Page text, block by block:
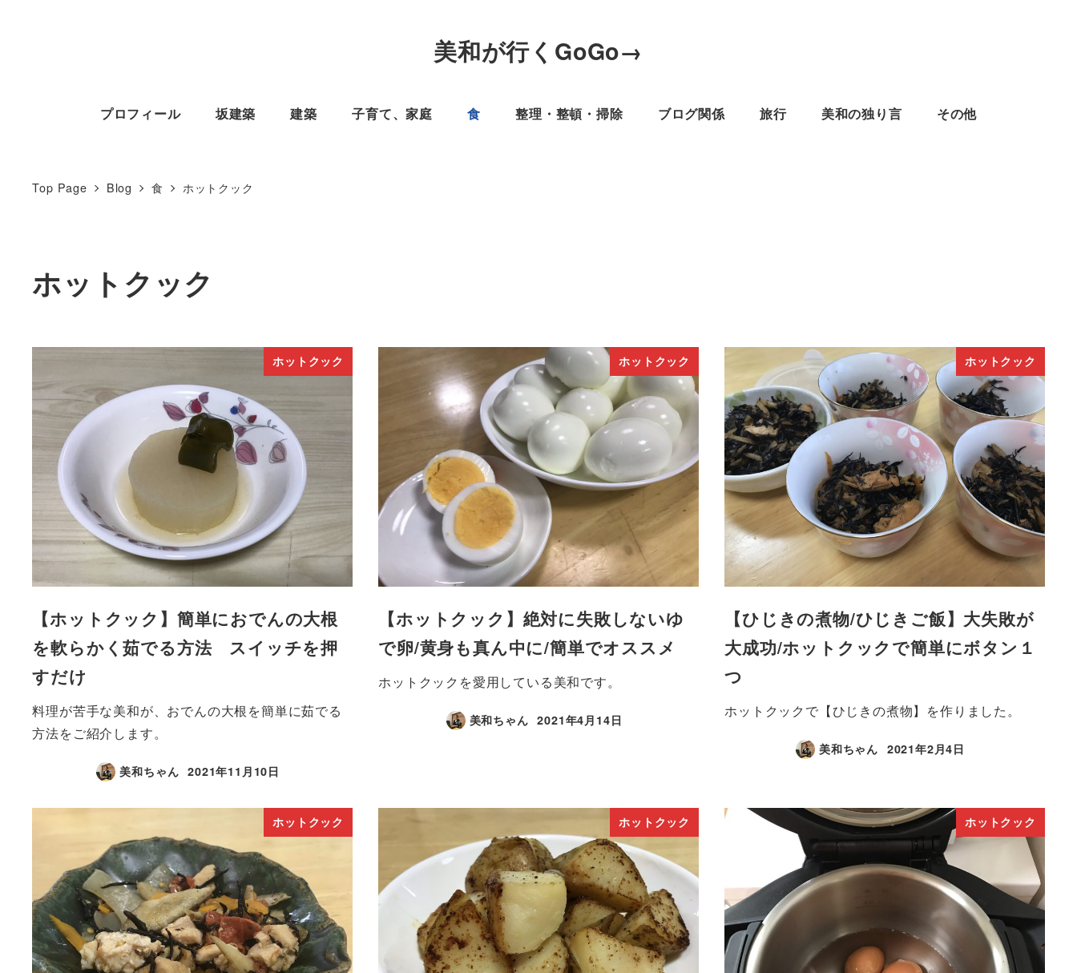
美和が行くGoGo→
プロフィール 坂建築 建築 子育て、家庭 食 整理・整頓・掃除 ブログ関係 旅行 美和の独り言 その他
Top Page Blog 食 ホットクック
ホットクック
ホットクック
【ホットクック】簡単におでんの大根
を軟らかく茹でる方法 スイッチを押
すだけ
料理が苦手な美和が、おでんの大根を簡単に茹でる
方法をご紹介します。
美和ちゃん 2021年11月10日
ホットクック
【ホットクック】絶対に失敗しないゆ
で卵/黄身も真ん中に/簡単でオススメ
ホットクックを愛用している美和です。
美和ちゃん 2021年4月14日
ホットクック
【ひじきの煮物/ひじきご飯】大失敗が
大成功/ホットクックで簡単にボタン１
つ
ホットクックで【ひじきの煮物】を作りました。
美和ちゃん 2021年2月4日
ホットクック ホットクック ホットクック